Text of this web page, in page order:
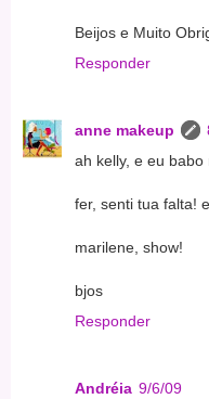
Beijos e Muito
Responder
anne makeup
ah kelly, e eu babo
fer, senti tua falta!
marilene, show!
bjos
Responder
Andréia 9/6/09